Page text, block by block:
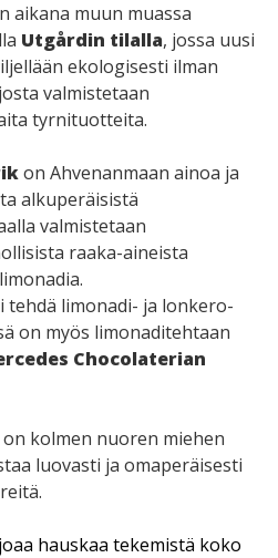
aikana muun muassa
Utgårdin tilalla, jossa uusi
ekologisesti ilman
valmistetaan
tyrnituotteita.
on Ahvenanmaan ainoa ja
alkuperäisistä
valmistetaan
raaka-aineista
tehdä limonadi- ja lonkero-
on myös limonaditehtaan
Chocolaterian
on kolmen nuoren miehen
luovasti ja omaperäisesti
hauskaa tekemistä koko